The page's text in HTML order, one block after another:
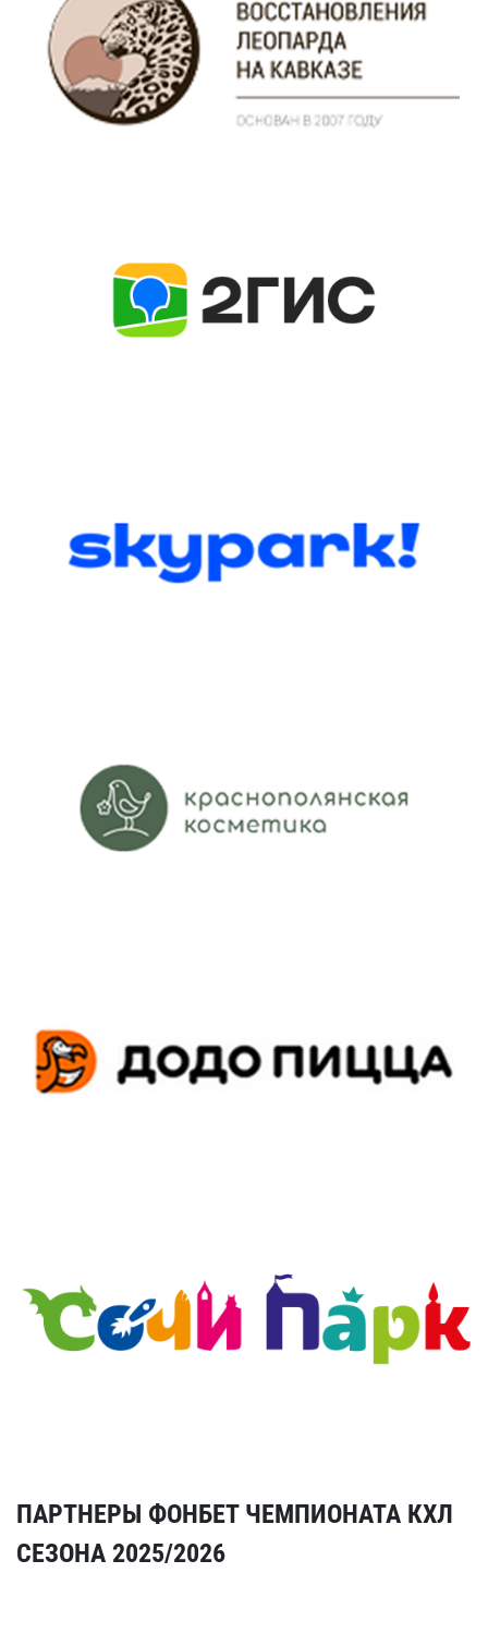
ПАРТНЕРЫ ФОНБЕТ ЧЕМПИОНАТА КХЛ
СЕЗОНА 2025/2026